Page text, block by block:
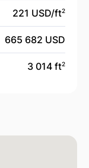
221 USD/ft2
665 682 USD
3 014 ft2